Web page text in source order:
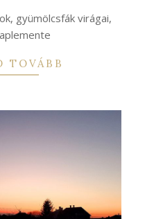
gyümölcsfák virágai,
TOVÁBB